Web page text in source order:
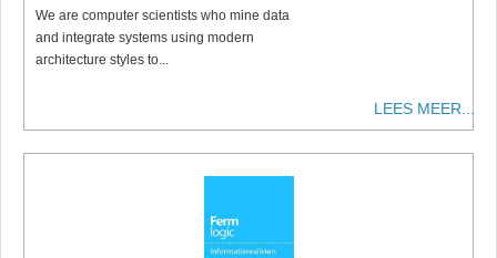
We are computer scientists who mine data
and integrate systems using modern
architecture styles to...
LEES MEER...